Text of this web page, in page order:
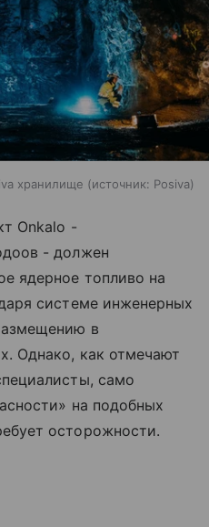
хранилище источник: Posiva
Onkalo -
- должен
ядерное топливо на
системе инженерных
в
Однако, как отмечают
само
на подобных
осторожности.